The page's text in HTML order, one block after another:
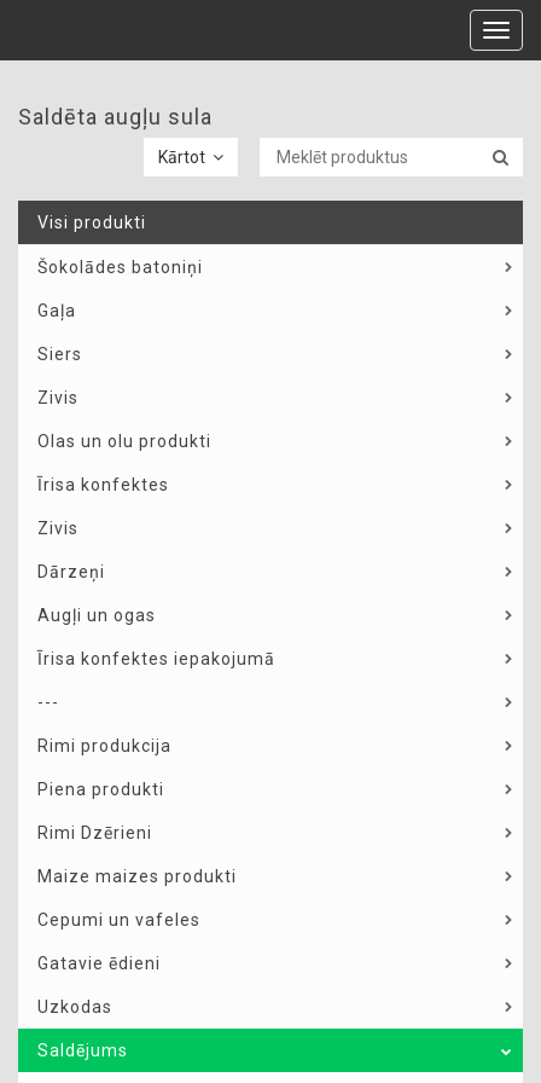
Saldēta augļu sula
Kārtot
Visi produkti
Šokolādes batoniņi
Gaļa
Siers
Zivis
Olas un olu produkti
Īrisa konfektes
Zivis
Dārzeņi
Augļi un ogas
Īrisa konfektes iepakojumā
---
Rimi produkcija
Piena produkti
Rimi Dzērieni
Maize maizes produkti
Cepumi un vafeles
Gatavie ēdieni
Uzkodas
Saldējums